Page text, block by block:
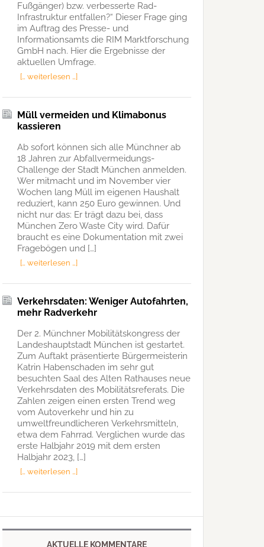
Fußgänger) bzw. verbesserte Rad-
Infrastruktur entfallen?“ Dieser Frage ging
im Auftrag des Presse- und
Informationsamts die RIM Marktforschung
GmbH nach. Hier die Ergebnisse der
aktuellen Umfrage.
[… weiterlesen …]
Müll vermeiden und Klimabonus
kassieren
Ab sofort können sich alle Münchner ab
18 Jahren zur Abfallvermeidungs-
Challenge der Stadt München anmelden.
Wer mitmacht und im November vier
Wochen lang Müll im eigenen Haushalt
reduziert, kann 250 Euro gewinnen. Und
nicht nur das: Er trägt dazu bei, dass
München Zero Waste City wird. Dafür
braucht es eine Dokumentation mit zwei
Fragebögen und […]
[… weiterlesen …]
Verkehrsdaten: Weniger Autofahrten,
mehr Radverkehr
Der 2. Münchner Mobilitätskongress der
Landeshauptstadt München ist gestartet.
Zum Auftakt präsentierte Bürgermeisterin
Katrin Habenschaden im sehr gut
besuchten Saal des Alten Rathauses neue
Verkehrsdaten des Mobilitätsreferats. Die
Zahlen zeigen einen ersten Trend weg
vom Autoverkehr und hin zu
umweltfreundlicheren Verkehrsmitteln,
etwa dem Fahrrad. Verglichen wurde das
erste Halbjahr 2019 mit dem ersten
Halbjahr 2023, […]
[… weiterlesen …]
AKTUELLE KOMMENTARE